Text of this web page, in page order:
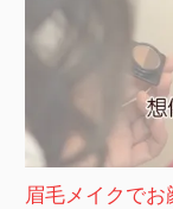
眉毛メイクで